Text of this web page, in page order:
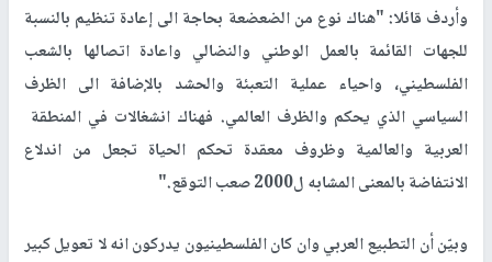
وأردف قائلا: "هناك نوع من الضعضعة بحاجة الى إعادة تنظيم بالنسبة
للجهات القائمة بالعمل الوطني والنضالي واعادة اتصالها بالشعب
الفلسطيني، واحياء عملية التعبئة والحشد بالإضافة الى الظرف
السياسي الذي يحكم والظرف العالمي. فهناك انشغالات في المنطقة
العربية والعالمية وظروف معقدة تحكم الحياة تجعل من اندلاع
الانتفاضة بالمعنى المشابه ل2000 صعب التوقع."
وبيّن أن التطبيع العربي وان كان الفلسطينيون يدركون انه لا تعويل كبير